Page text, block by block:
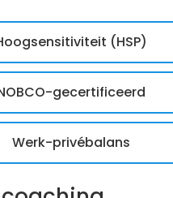
(HSP)
gecertificeerd
Werk-privébalans